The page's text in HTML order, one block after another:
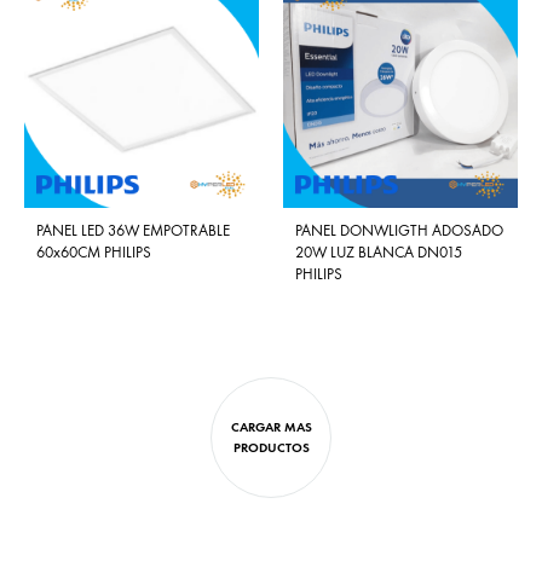
PANEL LED 36W EMPOTRABLE
60x60CM PHILIPS
PANEL DONWLIGTH ADOSADO
20W LUZ BLANCA DN015
PHILIPS
CARGAR MAS
PRODUCTOS